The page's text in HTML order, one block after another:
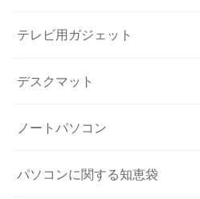
テレビ用ガジェット
デスクマット
ノートパソコン
パソコンに関する知恵袋